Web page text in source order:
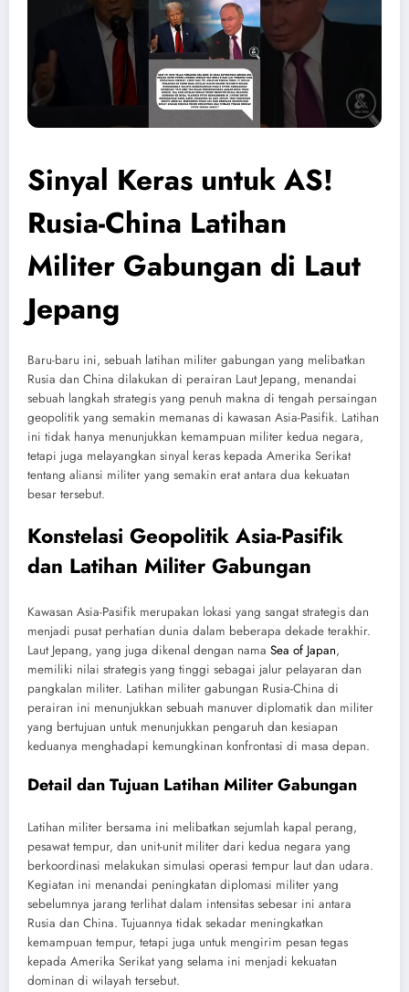
Sinyal Keras untuk AS!
Rusia-China Latihan
Militer Gabungan di Laut
Jepang
Baru-baru ini, sebuah latihan militer gabungan yang melibatkan
Rusia dan China dilakukan di perairan Laut Jepang, menandai
sebuah langkah strategis yang penuh makna di tengah persaingan
geopolitik yang semakin memanas di kawasan Asia-Pasifik. Latihan
ini tidak hanya menunjukkan kemampuan militer kedua negara,
tetapi juga melayangkan sinyal keras kepada Amerika Serikat
tentang aliansi militer yang semakin erat antara dua kekuatan
besar tersebut.
Konstelasi Geopolitik Asia-Pasifik
dan Latihan Militer Gabungan
Kawasan Asia-Pasifik merupakan lokasi yang sangat strategis dan
menjadi pusat perhatian dunia dalam beberapa dekade terakhir.
Laut Jepang, yang juga dikenal dengan nama Sea of Japan,
memiliki nilai strategis yang tinggi sebagai jalur pelayaran dan
pangkalan militer. Latihan militer gabungan Rusia-China di
perairan ini menunjukkan sebuah manuver diplomatik dan militer
yang bertujuan untuk menunjukkan pengaruh dan kesiapan
keduanya menghadapi kemungkinan konfrontasi di masa depan.
Detail dan Tujuan Latihan Militer Gabungan
Latihan militer bersama ini melibatkan sejumlah kapal perang,
pesawat tempur, dan unit-unit militer dari kedua negara yang
berkoordinasi melakukan simulasi operasi tempur laut dan udara.
Kegiatan ini menandai peningkatan diplomasi militer yang
sebelumnya jarang terlihat dalam intensitas sebesar ini antara
Rusia dan China. Tujuannya tidak sekadar meningkatkan
kemampuan tempur, tetapi juga untuk mengirim pesan tegas
kepada Amerika Serikat yang selama ini menjadi kekuatan
dominan di wilayah tersebut.